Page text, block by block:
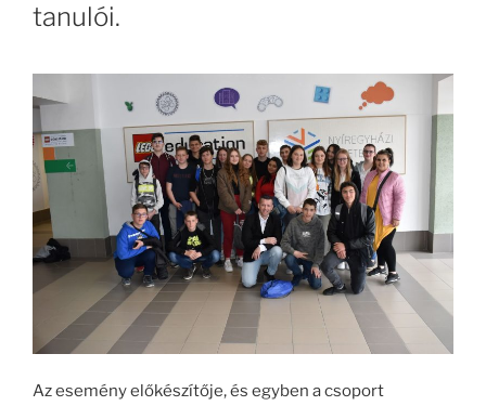
tanulói.
Az esemény előkészítője, és egyben a csoport